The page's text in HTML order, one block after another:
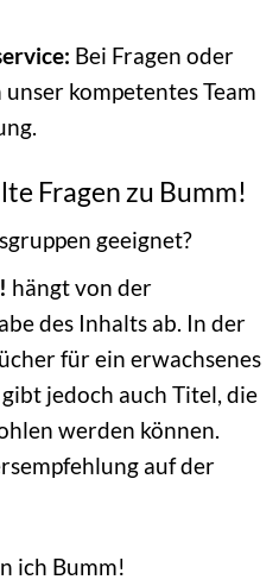
Bei Fragen oder
kompetentes Team
Fragen zu Bumm!
geeignet?
hängt von der
des Inhalts ab. In der
für ein erwachsenes
jedoch auch Titel, die
werden können.
auf der
ich Bumm!